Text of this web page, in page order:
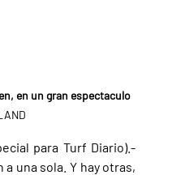
en un gran espectaculo
para Turf Diario).-
una sola. Y hay otras,